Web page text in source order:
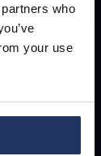
who
your use
signalen
IT in